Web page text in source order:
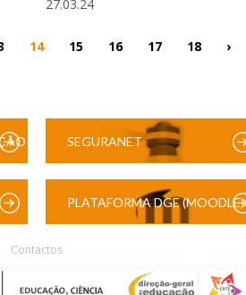
27.03.24
14 15 16 17 18 ›
SEGURANET
PLATAFORMA DGE (MOODLE)
Contactos